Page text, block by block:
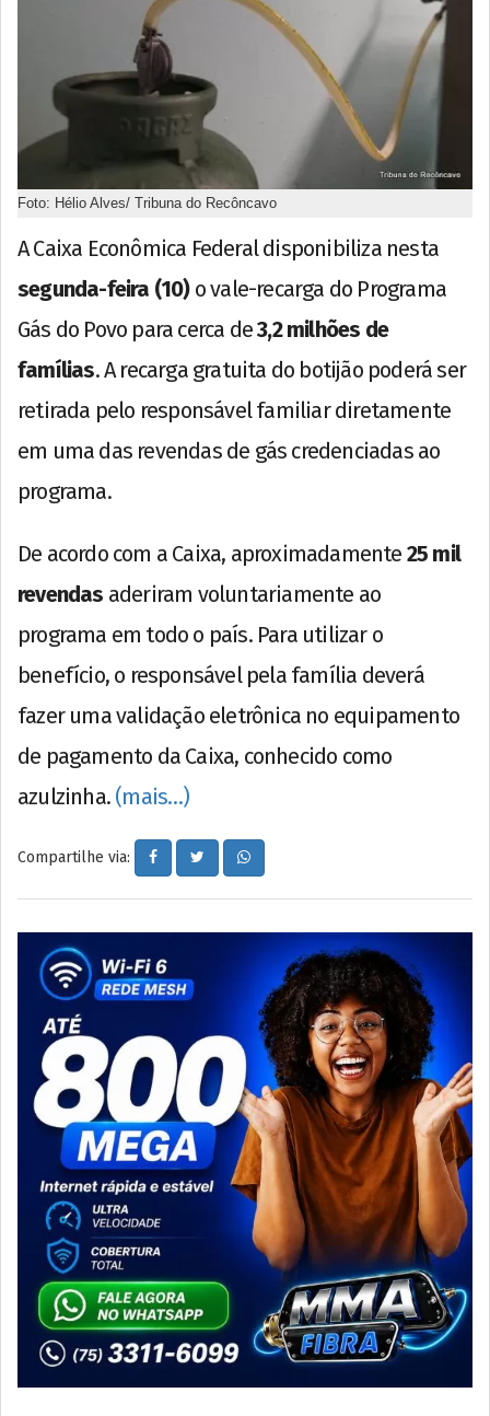
Foto: Hélio Alves/ Tribuna do Recôncavo
A Caixa Econômica Federal disponibiliza nesta
segunda-feira (10)o vale-recarga do Programa
Gás do Povo para cerca de3,2 milhões de
famílias. A recarga gratuita do botijão poderá ser
retirada pelo responsável familiar diretamente
em uma das revendas de gás credenciadas ao
programa.
De acordo com a Caixa, aproximadamente 25 mil
revendas aderiram voluntariamente ao
programa em todo o país. Para utilizar o
benefício, o responsável pela família deverá
fazer uma validação eletrônica no equipamento
de pagamento da Caixa, conhecido como
azulzinha. (mais…)
Compartilhe via: